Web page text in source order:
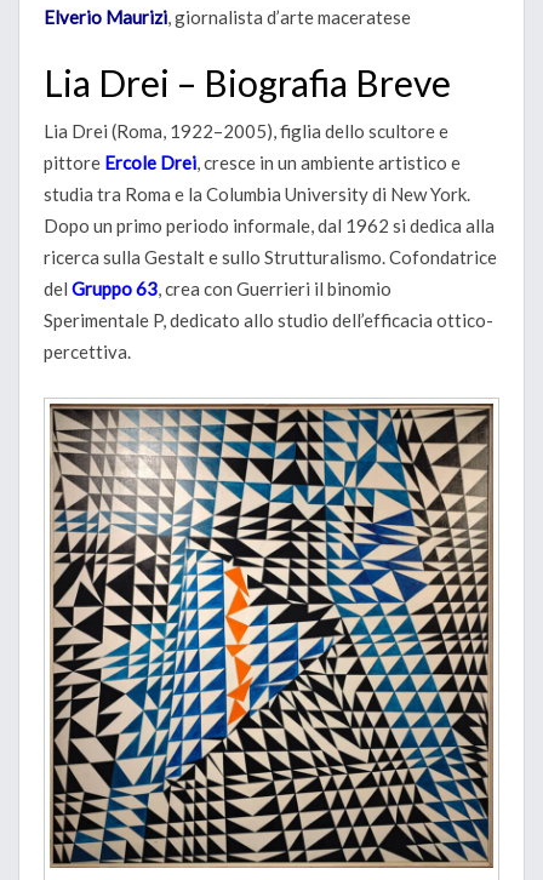
Elverio Maurizi, giornalista d’arte maceratese
Lia Drei – Biografia Breve
Lia Drei (Roma, 1922–2005), figlia dello scultore e
pittore Ercole Drei, cresce in un ambiente artistico e
studia tra Roma e la Columbia University di New York.
Dopo un primo periodo informale, dal 1962 si dedica alla
ricerca sulla Gestalt e sullo Strutturalismo. Cofondatrice
del Gruppo 63, crea con Guerrieri il binomio
Sperimentale P, dedicato allo studio dell’efficacia ottico-
percettiva.